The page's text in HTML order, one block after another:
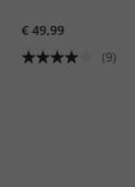
€ 49,99
(9)